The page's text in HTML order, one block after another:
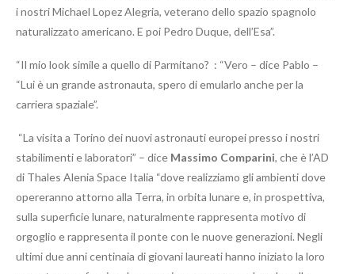
i nostri Michael Lopez Alegria, veterano dello spazio spagnolo
naturalizzato americano. E poi Pedro Duque, dell’Esa”.
“Il mio look simile a quello di Parmitano? : “Vero – dice Pablo –
“Lui è un grande astronauta, spero di emularlo anche per la
carriera spaziale”.
“La visita a Torino dei nuovi astronauti europei presso i nostri
stabilimenti e laboratori” – dice Massimo Comparini, che è l’AD
di Thales Alenia Space Italia “dove realizziamo gli ambienti dove
opereranno attorno alla Terra, in orbita lunare e, in prospettiva,
sulla superficie lunare, naturalmente rappresenta motivo di
orgoglio e rappresenta il ponte con le nuove generazioni. Negli
ultimi due anni centinaia di giovani laureati hanno iniziato la loro